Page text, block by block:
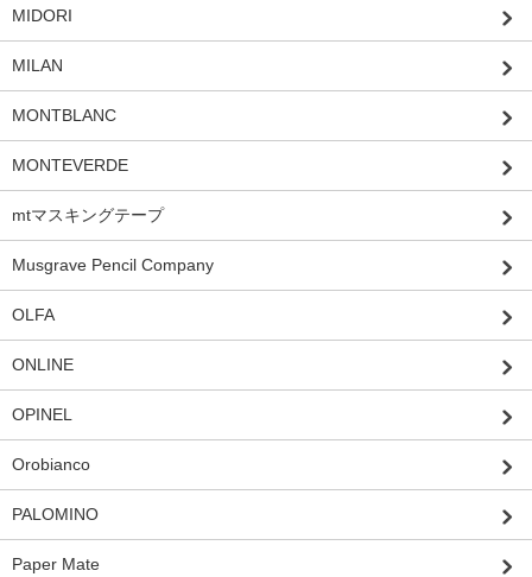
MIDORI
MILAN
MONTBLANC
MONTEVERDE
mtマスキングテープ
Musgrave Pencil Company
OLFA
ONLINE
OPINEL
Orobianco
PALOMINO
Paper Mate